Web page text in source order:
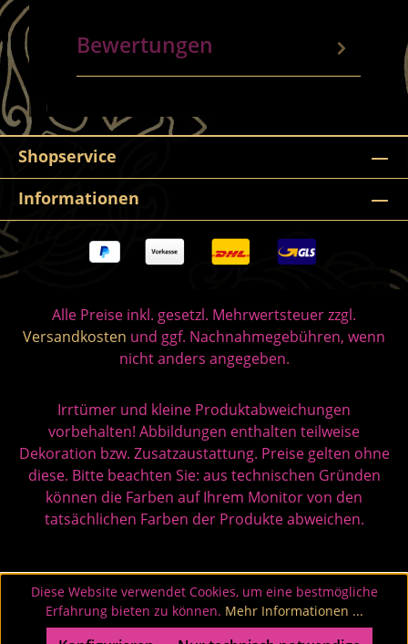
Bewertungen
Shopservice
Informationen
Alle Preise inkl. gesetzl. Mehrwertsteuer zzgl.
Versandkosten und ggf. Nachnahmegebühren, wenn
nicht anders angegeben.
Irrtümer und kleine Produktabweichungen
vorbehalten! Abbildungen enthalten teilweise
Dekoration bzw. Zusatzaustattung. Preise gelten ohne
diese. Bitte beachten Sie: aus technischen Gründen
können die Farben auf Ihrem Monitor von den
tatsächlichen Farben der Produkte abweichen.
Diese Website verwendet Cookies, um eine bestmögliche
Erfahrung bieten zu können. Mehr Informationen ...